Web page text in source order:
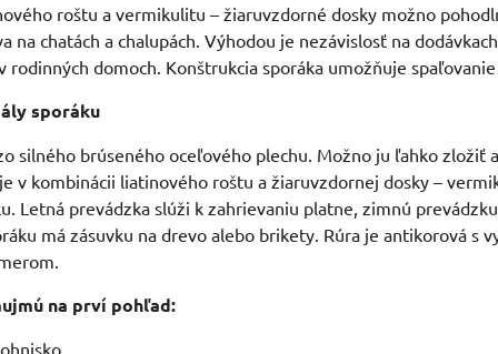
roštu a vermikulitu – žiaruvzdorné dosky možno
na chatách a chalupách. Výhodou je nezávislosť na
rodinných domoch. Konštrukcia sporáka umožňuje
sporáku
silného brúseného oceľového plechu. Možno ju ľahko
v kombinácii liatinového roštu a žiaruvzdornej dosky –
Letná prevádzka slúži k zahrievaniu platne, zimnú
má zásuvku na drevo alebo brikety. Rúra je antikorová
na prví pohľad: